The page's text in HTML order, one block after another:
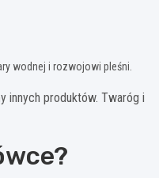
wodnej i rozwojowi pleśni.
innych produktów. Twaróg i